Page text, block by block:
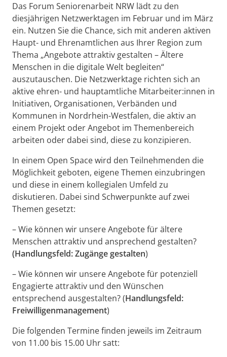
Das Forum Seniorenarbeit NRW lädt zu den
diesjährigen Netzwerktagen im Februar und im März
ein. Nutzen Sie die Chance, sich mit anderen aktiven
Haupt- und Ehrenamtlichen aus Ihrer Region zum
Thema „Angebote attraktiv gestalten – Ältere
Menschen in die digitale Welt begleiten“
auszutauschen. Die Netzwerktage richten sich an
aktive ehren- und hauptamtliche Mitarbeiter:innen in
Initiativen, Organisationen, Verbänden und
Kommunen in Nordrhein-Westfalen, die aktiv an
einem Projekt oder Angebot im Themenbereich
arbeiten oder dabei sind, diese zu konzipieren.
In einem Open Space wird den Teilnehmenden die
Möglichkeit geboten, eigene Themen einzubringen
und diese in einem kollegialen Umfeld zu
diskutieren. Dabei sind Schwerpunkte auf zwei
Themen gesetzt:
– Wie können wir unsere Angebote für ältere
Menschen attraktiv und ansprechend gestalten?
(Handlungsfeld: Zugänge gestalten)
– Wie können wir unsere Angebote für potenziell
Engagierte attraktiv und den Wünschen
entsprechend ausgestalten? (Handlungsfeld:
Freiwilligenmanagement)
Die folgenden Termine finden jeweils im Zeitraum
von 11.00 bis 15.00 Uhr satt: